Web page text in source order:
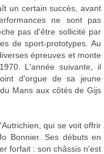
un certain succès, avant
ne sont pas
pas d'être sollicité par
de sport-prototypes. Au
épreuves et monte
L'année suivante, il
d'orgue de sa jeune
Mans aux côtés de Gijs
qui se voit offrir
Bonnier. Ses débuts en
forfait : son châssis n'est